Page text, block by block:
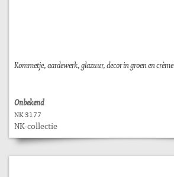
Kommetje, aardewerk, glazuur, decor in groen en crème
Onbekend
NK 3177
NK-collectie